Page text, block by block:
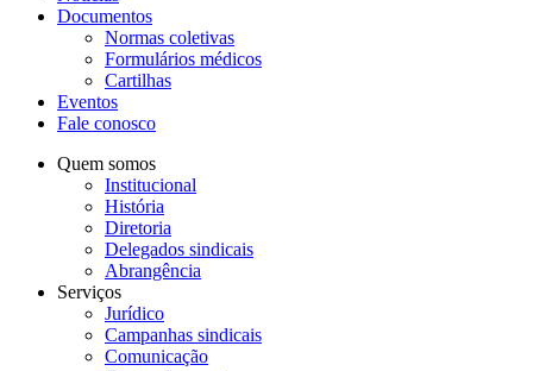
Documentos
Normas coletivas
Formulários médicos
Cartilhas
Eventos
Fale conosco
Quem somos
Institucional
História
Diretoria
Delegados sindicais
Abrangência
Serviços
Jurídico
Campanhas sindicais
Comunicação